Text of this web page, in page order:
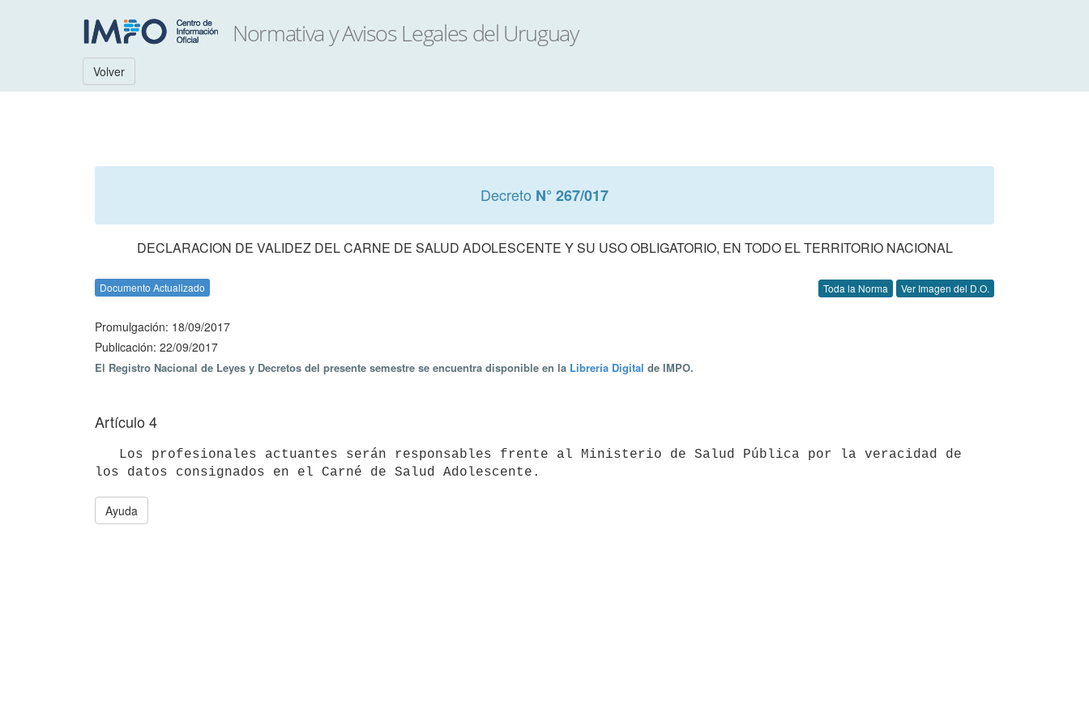
Volver
Decreto N° 267/017
DECLARACION DE VALIDEZ DEL CARNE DE SALUD ADOLESCENTE Y SU USO OBLIGATORIO, EN TODO EL TERRITORIO NACIONAL
Documento Actualizado Toda la Norma Ver Imagen del D.O.
Promulgación: 18/09/2017
Publicación: 22/09/2017
El Registro Nacional de Leyes y Decretos del presente semestre se encuentra disponible en la Librería Digital de IMPO.
Artículo 4
Ayuda